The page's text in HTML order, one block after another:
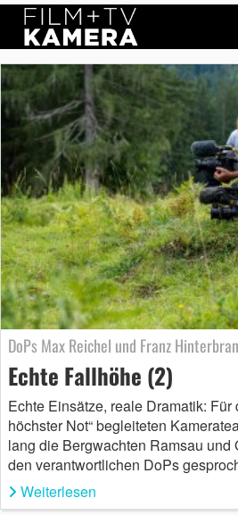
DoPs Max Reichel und Franz
Echte Fallhöhe (2)
Echte Einsätze, reale Dramatik: Für
höchster Not“ begleiteten
lang die Bergwachten Ramsau und
den verantwortlichen DoPs
Weiterlesen